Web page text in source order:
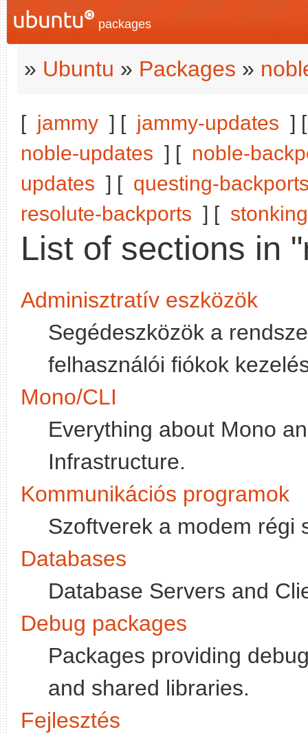
packages
» Ubuntu » Packages »
[ jammy ] [ jammy-updates ]
noble-updates ] [ noble-
updates ] [ questing-
resolute-backports ] [ stonking
List of sections in
Adminisztratív eszközök
Segédeszközök a
felhasználói fiókok
Mono/CLI
Everything about Mono
Infrastructure.
Kommunikációs programok
Szoftverek a modem régi
Databases
Database Servers and
Debug packages
Packages providing
and shared libraries.
Fejlesztés